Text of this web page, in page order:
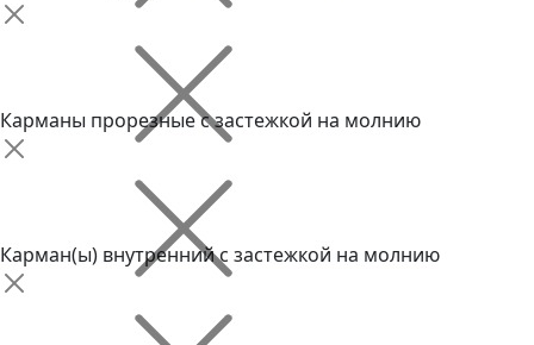
Карманы прорезные с застежкой на молнию
Карман(ы) внутренний с застежкой на молнию